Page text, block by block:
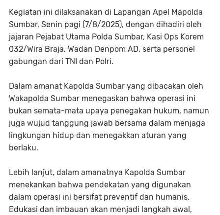
Kegiatan ini dilaksanakan di Lapangan Apel Mapolda
Sumbar, Senin pagi (7/8/2025), dengan dihadiri oleh
jajaran Pejabat Utama Polda Sumbar, Kasi Ops Korem
032/Wira Braja, Wadan Denpom AD, serta personel
gabungan dari TNI dan Polri.
Dalam amanat Kapolda Sumbar yang dibacakan oleh
Wakapolda Sumbar menegaskan bahwa operasi ini
bukan semata-mata upaya penegakan hukum, namun
juga wujud tanggung jawab bersama dalam menjaga
lingkungan hidup dan menegakkan aturan yang
berlaku.
Lebih lanjut, dalam amanatnya Kapolda Sumbar
menekankan bahwa pendekatan yang digunakan
dalam operasi ini bersifat preventif dan humanis.
Edukasi dan imbauan akan menjadi langkah awal,